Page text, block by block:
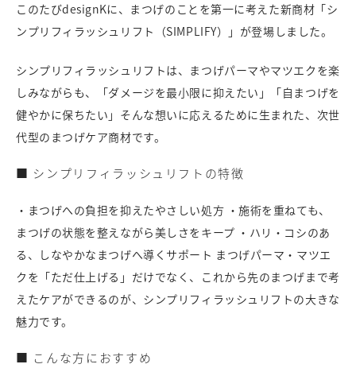
このたびdesignKに、まつげのことを第一に考えた新商材「シ
ンプリフィラッシュリフト（SIMPLIFY）」が登場しました。
シンプリフィラッシュリフトは、まつげパーマやマツエクを楽
しみながらも、「ダメージを最小限に抑えたい」「自まつげを
健やかに保ちたい」そんな想いに応えるために生まれた、次世
代型のまつげケア商材です。
■ シンプリフィラッシュリフトの特徴
・まつげへの負担を抑えたやさしい処方 ・施術を重ねても、
まつげの状態を整えながら美しさをキープ ・ハリ・コシのあ
る、しなやかなまつげへ導くサポート まつげパーマ・マツエ
クを「ただ仕上げる」だけでなく、これから先のまつげまで考
えたケアができるのが、シンプリフィラッシュリフトの大きな
魅力です。
■ こんな方におすすめ